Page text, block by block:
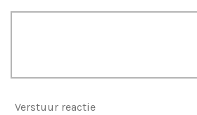
Verstuur reactie